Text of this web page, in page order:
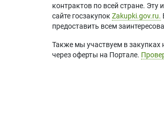
контрактов по всей стране.
сайте госзакупок Zakupki.gov.ru.
предоставить всем
Также мы участвуем в
через оферты на Портале.